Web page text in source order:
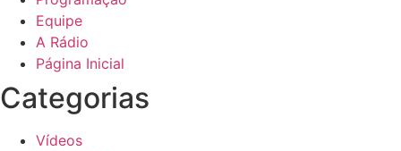
Equipe
A Rádio
Página Inicial
Categorias
Vídeos